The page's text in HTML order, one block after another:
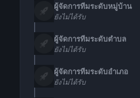
ผู้จัดการทีมระดับหมู่บ้าน
ยังไม่ได้รับ
ผู้จัดการทีมระดับตำบล
ยังไม่ได้รับ
ผู้จัดการทีมระดับอำเภอ
ยังไม่ได้รับ